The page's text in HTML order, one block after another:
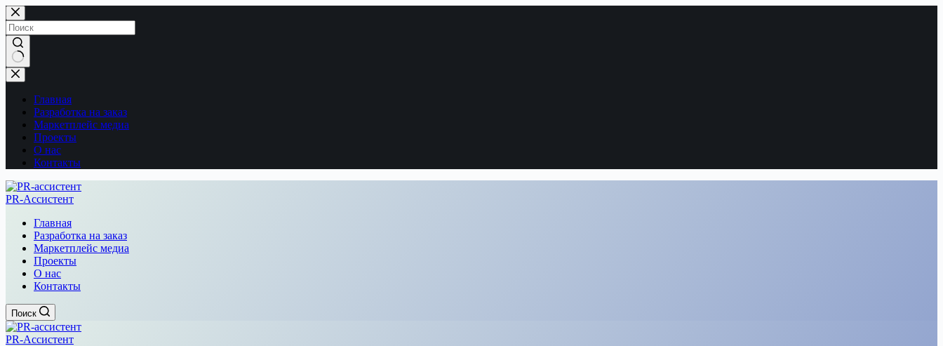
Перейти
к
сути
Ничего
не
найденоГлавная
Разработка на заказ
Маркетплейс медиа
Проекты
О нас
Контакты
PR-Ассистент
Главная
Разработка на заказ
Маркетплейс медиа
Проекты
О нас
Контакты
Поиск
PR-Ассистент